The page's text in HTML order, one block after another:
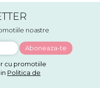
noastre
cu promotiile
Politica de